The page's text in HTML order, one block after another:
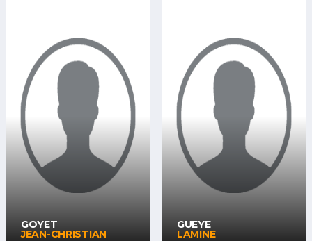
GOYET
JEAN-CHRISTIAN
GUEYE
LAMINE